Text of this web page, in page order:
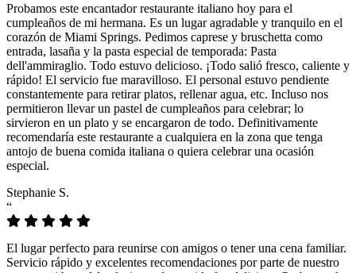
Probamos este encantador restaurante italiano hoy para el
cumpleaños de mi hermana. Es un lugar agradable y tranquilo en el
corazón de Miami Springs. Pedimos caprese y bruschetta como
entrada, lasaña y la pasta especial de temporada: Pasta
dell'ammiraglio. Todo estuvo delicioso. ¡Todo salió fresco, caliente y
rápido! El servicio fue maravilloso. El personal estuvo pendiente
constantemente para retirar platos, rellenar agua, etc. Incluso nos
permitieron llevar un pastel de cumpleaños para celebrar; lo
sirvieron en un plato y se encargaron de todo. Definitivamente
recomendaría este restaurante a cualquiera en la zona que tenga
antojo de buena comida italiana o quiera celebrar una ocasión
especial.
Stephanie S.
“
El lugar perfecto para reunirse con amigos o tener una cena familiar.
Servicio rápido y excelentes recomendaciones por parte de nuestro